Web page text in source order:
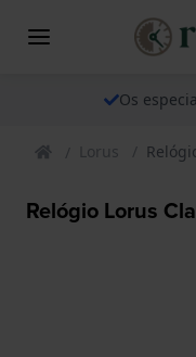
Os
Lorus
Relógio Lorus